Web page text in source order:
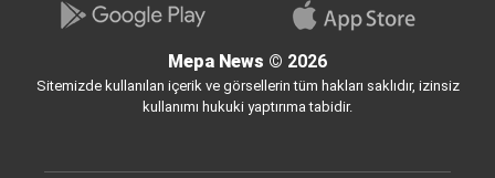
Mepa News © 2026
Sitemizde kullanılan içerik ve görsellerin tüm hakları saklıdır, izinsiz
kullanımı hukuki yaptırıma tabidir.